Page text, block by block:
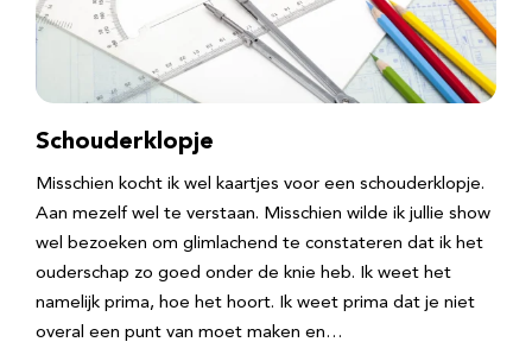
Schouderklopje
Misschien kocht ik wel kaartjes voor een schouderklopje.
Aan mezelf wel te verstaan. Misschien wilde ik jullie show
wel bezoeken om glimlachend te constateren dat ik het
ouderschap zo goed onder de knie heb. Ik weet het
namelijk prima, hoe het hoort. Ik weet prima dat je niet
overal een punt van moet maken en…